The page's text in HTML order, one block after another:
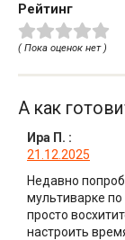
Рейтинг
( Пока оценок нет )
А как
Ира П. :
21.12.2025
Недавно
мультиварке по
просто
настроить